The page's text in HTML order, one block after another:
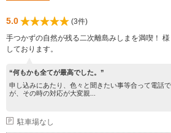
5.0
(3件)
手つかずの自然が残る二次離島みしまを満喫！
しております。
“何もかも全てが最高でした。”
申し込みにあたり、色々と聞きたい事等合って電話
が、その時の対応が大変親...
駐車場なし